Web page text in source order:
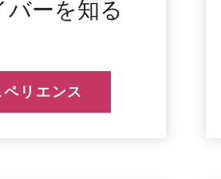
バーを知る
リエンス